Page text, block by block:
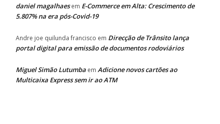
daniel magalhaesem E-Commerce em Alta: Crescimento de
5.807% na era pós-Covid-19
Andre joe quilunda francisco em Direcção de Trânsito lança
portal digital para emissão de documentos rodoviários
Miguel Simão Lutumba em Adicione novos cartões ao
Multicaixa Express sem ir ao ATM